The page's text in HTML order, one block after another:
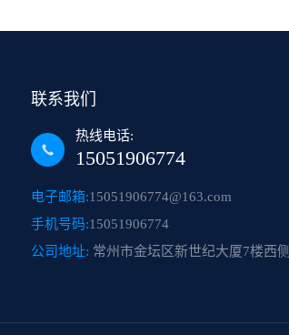
联系我们
热线电话:
15051906774
电子邮箱:15051906774@163.com
手机号码:15051906774
公司地址: 常州市金坛区新世纪大厦7楼西侧